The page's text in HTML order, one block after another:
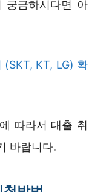
궁금하시다면 아
(SKT, KT, LG) 확
따라서 대출 취
바랍니다.